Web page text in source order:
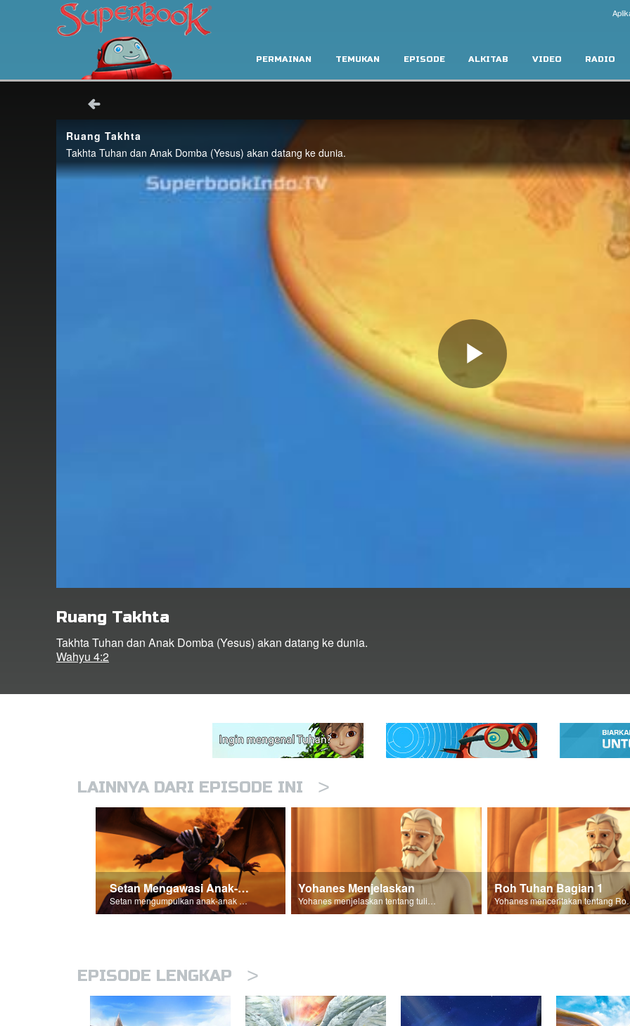
PERMAINAN TEMUKAN EPISODE ALKITAB VIDEO RADIO
Ruang Takhta
Takhta Tuhan dan Anak Domba (Yesus) akan datang ke dunia.
Wahyu 4:2
LAINNYA DARI EPISODE INI >
Setan Mengawasi Anak-anak buahnya.
Setan mengumpulkan anak-anak buahnya untuk peperangan terakhir - Armageddon!
Yohanes Menjelaskan
Yohanes menjelaskan tentang tulisannya di kitab Wahyu.
Roh Tuhan Bagian 1
Yohanes
EPISODE LENGKAP >